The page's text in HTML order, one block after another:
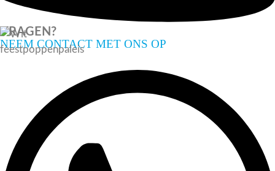
VRAGEN?
NEEM CONTACT MET ONS OP